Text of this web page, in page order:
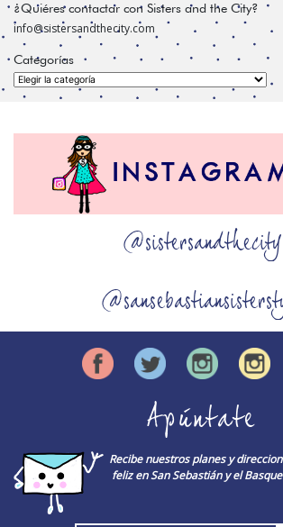
¿Quiéres contactar con Sisters and the City?
info@sistersandthecity.com
Categorías
Categorías
@sistersandthecity
Apúntate
Recibe nuestros planes y
feliz en San Sebastián y el